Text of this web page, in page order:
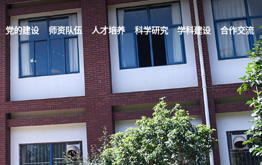
党的建设 师资队伍 人才培养 科学研究 学科建设 合作交流